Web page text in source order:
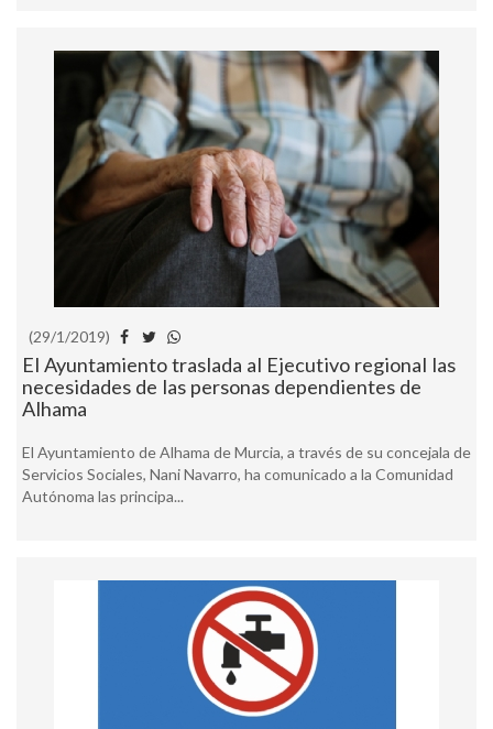
(29/1/2019)
El Ayuntamiento traslada al Ejecutivo regional las
necesidades de las personas dependientes de
Alhama
El Ayuntamiento de Alhama de Murcia, a través de su concejala de
Servicios Sociales, Nani Navarro, ha comunicado a la Comunidad
Autónoma las principa...